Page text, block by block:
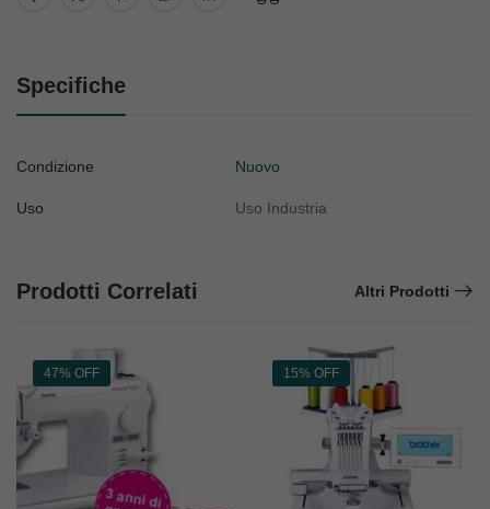
Specifiche
Condizione Nuovo
Uso Uso Industria
Prodotti Correlati Altri Prodotti
47% OFF 15% OFF